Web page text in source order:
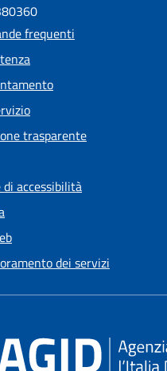
frequenti
trasparente
accessibilità
dei servizi